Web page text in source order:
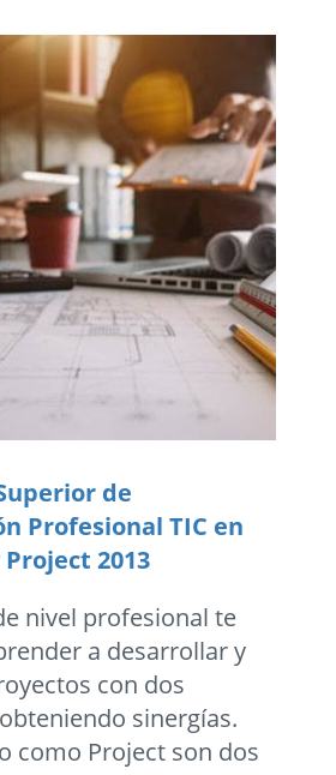
de
Profesional TIC en
2013
nivel profesional te
a desarrollar y
con dos
sinergías.
como Project son dos